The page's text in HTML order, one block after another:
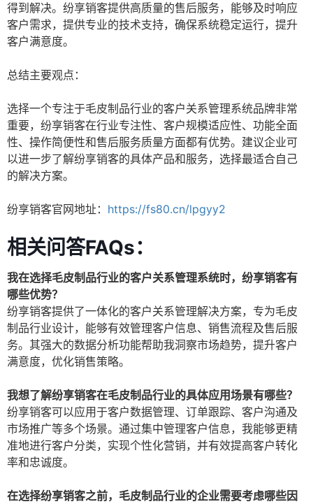
得到解决。纷享销客提供高质量的售后服务，能够及时响应
客户需求，提供专业的技术支持，确保系统稳定运行，提升
客户满意度。
总结主要观点：
选择一个专注于毛皮制品行业的客户关系管理系统品牌非常
重要，纷享销客在行业专注性、客户规模适应性、功能全面
性、操作简便性和售后服务质量方面都有优势。建议企业可
以进一步了解纷享销客的具体产品和服务，选择最适合自己
的解决方案。
纷享销客官网地址： https://fs80.cn/lpgyy2
相关问答FAQs：
我在选择毛皮制品行业的客户关系管理系统时，纷享销客有
哪些优势？
纷享销客提供了一体化的客户关系管理解决方案，专为毛皮
制品行业设计，能够有效管理客户信息、销售流程及售后服
务。其强大的数据分析功能帮助我洞察市场趋势，提升客户
满意度，优化销售策略。
我想了解纷享销客在毛皮制品行业的具体应用场景有哪些？
纷享销客可以应用于客户数据管理、订单跟踪、客户沟通及
市场推广等多个场景。通过集中管理客户信息，我能够更精
准地进行客户分类，实现个性化营销，并有效提高客户转化
率和忠诚度。
在选择纷享销客之前，毛皮制品行业的企业需要考虑哪些因